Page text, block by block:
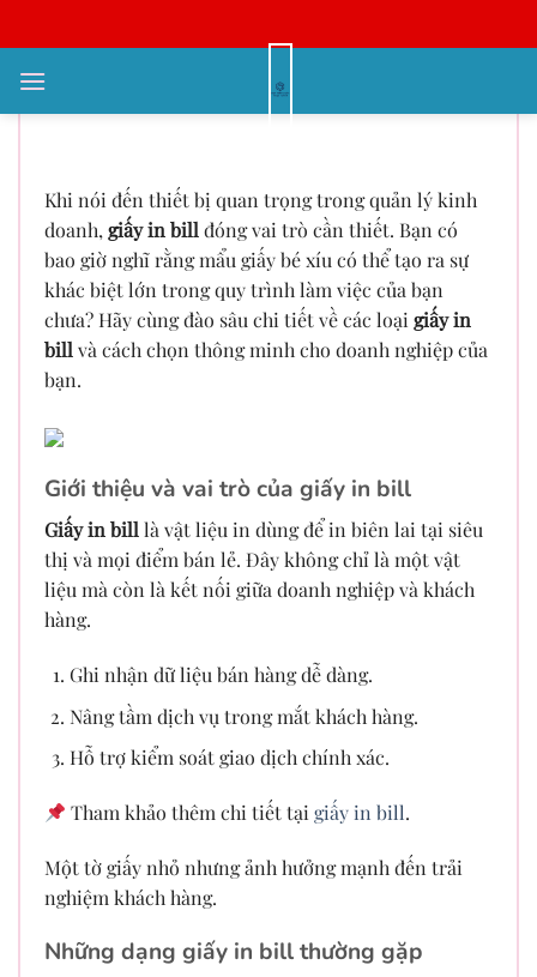
qua
nội
Giấy in bill là gì? Những điều bạn
Khi nói đến thiết bị quan trọng trong quản lý kinh
doanh, giấy in bill đóng vai trò cần thiết. Bạn có
bao giờ nghĩ rằng mẩu giấy bé xíu có thể tạo ra sự
khác biệt lớn trong quy trình làm việc của bạn
chưa? Hãy cùng đào sâu chi tiết về các loại giấy in
bill và cách chọn thông minh cho doanh nghiệp của
bạn.
Giới thiệu và vai trò của giấy in bill
Giấy in bill là vật liệu in dùng để in biên lai tại siêu
thị và mọi điểm bán lẻ. Đây không chỉ là một vật
liệu mà còn là kết nối giữa doanh nghiệp và khách
hàng.
Ghi nhận dữ liệu bán hàng dễ dàng.
Nâng tầm dịch vụ trong mắt khách hàng.
Hỗ trợ kiểm soát giao dịch chính xác.
Tham khảo thêm chi tiết tạigiấy in bill.
Một tờ giấy nhỏ nhưng ảnh hưởng mạnh đến trải
nghiệm khách hàng.
Những dạng giấy in bill thường gặp